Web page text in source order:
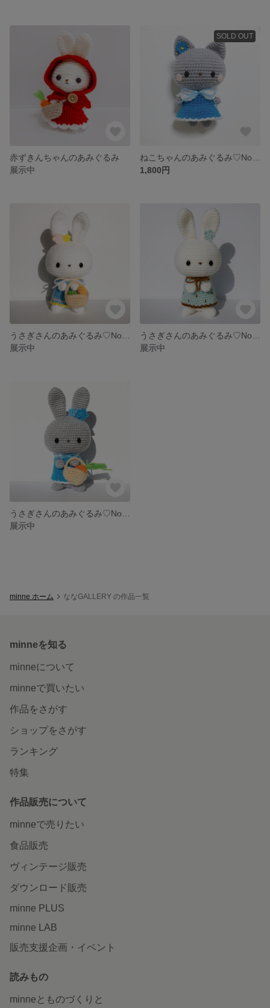
赤ずきんちゃんのあみぐるみ
展示中
SOLD OUT
1,800円
展示中
展示中
展示中
minne ホーム ななGALLERY の作品一覧
minneを知る
minneについて
minneで買いたい
作品をさがす
ショップをさがす
ランキング
特集
作品販売について
minneで売りたい
食品販売
ヴィンテージ販売
ダウンロード販売
minne PLUS
minne LAB
販売支援企画・イベント
読みもの
minneとものづくりと